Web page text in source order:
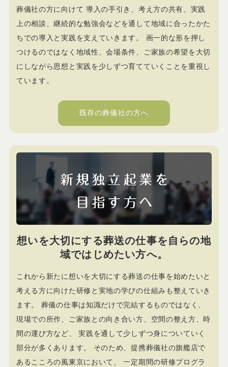
葬儀社の方に向けて 導入の手引き、考え方の共有、実践
上の相談、継続的な勉強会などを通して地域に合ったかた
ちでの導入と実践を支えていきます。 画一的な形を押し
つけるのではなく地域性、会場条件、ご家族の希望を大切
にしながら思想と実践を少しずつ育てていくことを重視し
ています。
既存の葬儀社の方へ
想いを大切にする葬送の仕事を自らの地
域ではじめたい方へ。
これから新たに想いを大切にする葬送の仕事を始めたいと
考える方に向けた研修と実地の学びの仕組みも整えていき
ます。 葬儀の仕事は知識だけで完結するものではなく、
現場での所作、ご家族との向き合い方、空間の整え方、時
間の運び方など、 実践を通して少しずつ身についていく
部分が多くあります。 そのため、提携葬儀社の旗艦店で
あるこころの風東京において、 一定期間の研修プログラ